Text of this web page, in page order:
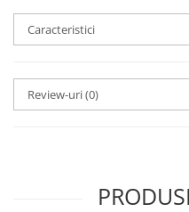
Caracteristici
Review-uri(0)